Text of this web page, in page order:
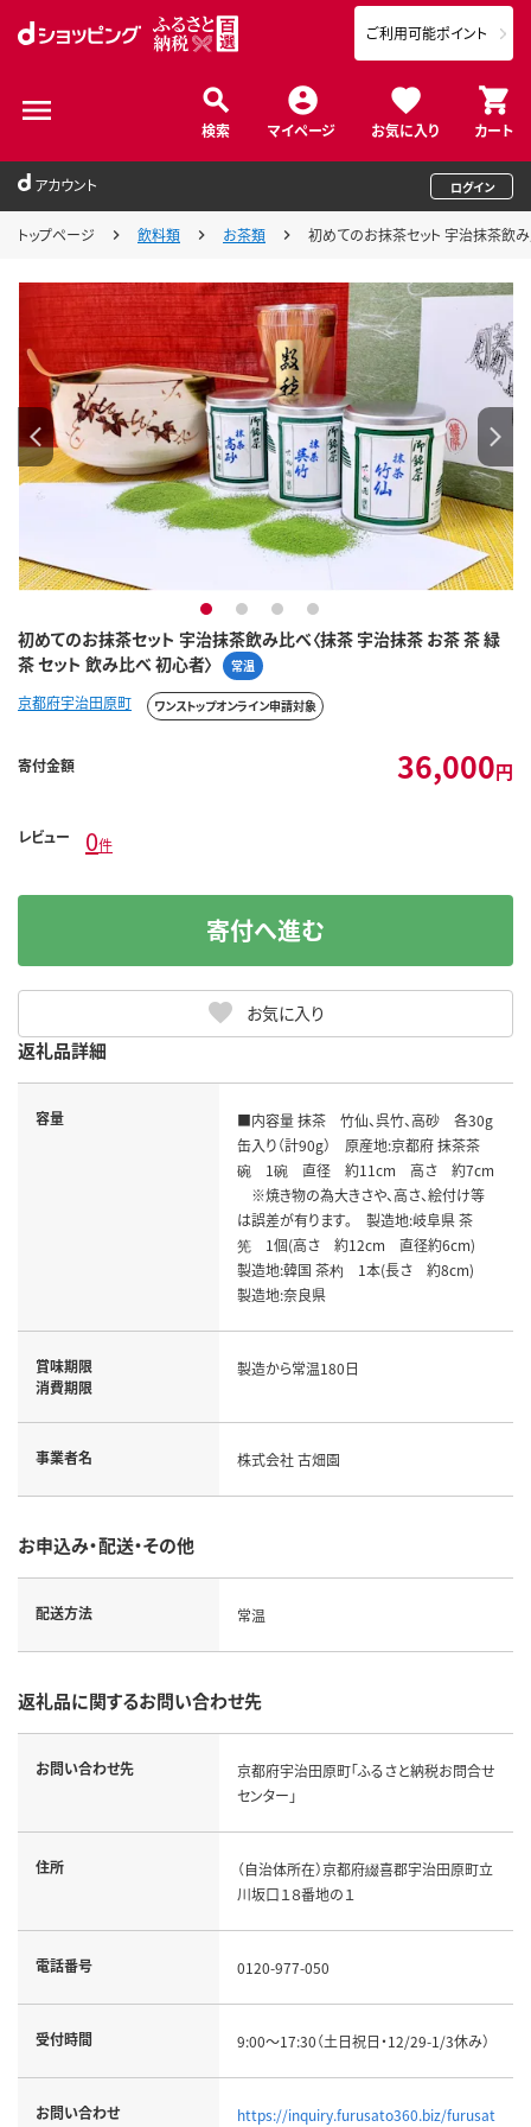
検索 マイページ お気に入り カート
ご利用可能ポイント
アカウント ログイン
トップページ 飲料類 お茶類 初めてのお抹茶セット 宇治抹茶飲
初めてのお抹茶セット 宇治抹茶飲み比べ〈抹茶 宇治抹茶 お茶 茶 緑
茶 セット 飲み比べ 初心者〉
常温
1 2 3 4
京都府宇治田原町 ワンストップオンライン申請対象
寄付金額 36,000円
レビュー 0件
お気に入り
寄付へ進む
返礼品詳細
容量
■内容量 抹茶 竹仙、呉竹、高砂 各30g
缶入り（計90g） 原産地:京都府 抹茶茶
碗 1碗 直径 約11cm 高さ 約7cm
※焼き物の為大きさや、高さ、絵付け等
は誤差が有ります。 製造地:岐阜県 茶
筅 1個(高さ 約12cm 直径約6cm)
製造地:韓国 茶杓 1本(長さ 約8cm)
製造地:奈良県
賞味期限
消費期限
製造から常温180日
事業者名 株式会社 古畑園
お申込み・配送・その他
配送方法 常温
返礼品に関するお問い合わせ先
お問い合わせ先
京都府宇治田原町「ふるさと納税お問合せ
センター」
住所
（自治体所在）京都府綴喜郡宇治田原町立
川坂口１８番地の１
電話番号 0120-977-050
受付時間 9:00～17:30（土日祝日・12/29-1/3休み）
お問い合わせ
https://inquiry.furusato360.biz/furusat